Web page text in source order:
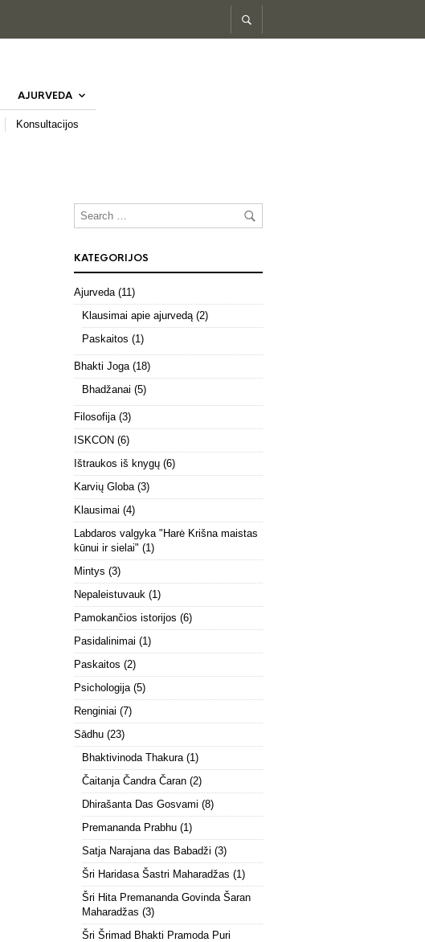
AJURVEDA
Konsultacijos
KATEGORIJOS
Ajurveda (11)
Klausimai apie ajurvedą (2)
Paskaitos (1)
Bhakti Joga (18)
Bhadžanai (5)
Filosofija (3)
ISKCON (6)
Ištraukos iš knygų (6)
Karvių Globa (3)
Klausimai (4)
Labdaros valgyka "Harė Krišna maistas
kūnui ir sielai" (1)
Mintys (3)
Nepaleistuvauk (1)
Pamokančios istorijos (6)
Pasidalinimai (1)
Paskaitos (2)
Psichologija (5)
Renginiai (7)
Sādhu (23)
Bhaktivinoda Thakura (1)
Čaitanja Čandra Čaran (2)
Dhirašanta Das Gosvami (8)
Premananda Prabhu (1)
Satja Narajana das Babadži (3)
Šri Haridasa Šastri Maharadžas (1)
Šri Hita Premananda Govinda Šaran
Maharadžas (3)
Šri Šrimad Bhakti Pramoda Puri